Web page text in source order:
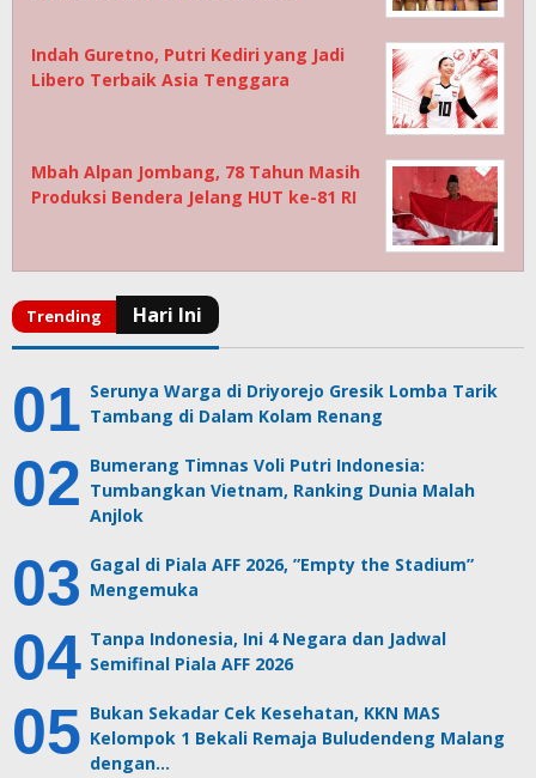
Indah Guretno, Putri Kediri yang Jadi
Libero Terbaik Asia Tenggara
Mbah Alpan Jombang, 78 Tahun Masih
Produksi Bendera Jelang HUT ke-81 RI
Serunya Warga di Driyorejo Gresik Lomba Tarik
Tambang di Dalam Kolam Renang
Bumerang Timnas Voli Putri Indonesia:
Tumbangkan Vietnam, Ranking Dunia Malah
Anjlok
Gagal di Piala AFF 2026, ”Empty the Stadium”
Mengemuka
Tanpa Indonesia, Ini 4 Negara dan Jadwal
Semifinal Piala AFF 2026
Bukan Sekadar Cek Kesehatan, KKN MAS
Kelompok 1 Bekali Remaja Buludendeng Malang
dengan…